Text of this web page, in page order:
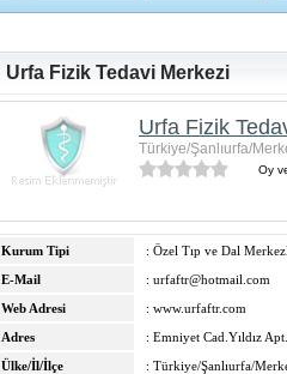
Urfa Fizik Tedavi Merkezi
Urfa Fizik
Türkiye/Şanlıurfa/
Oy
Kurum Tipi
: Özel Tıp ve Dal
E-Mail
: urfaftr@hotmail.com
Web Adresi
: www.urfaftr.com
Adres
: Emniyet Cad.Yıldız
Ülke/İl/İlçe
: Türkiye/Şanlıurfa/